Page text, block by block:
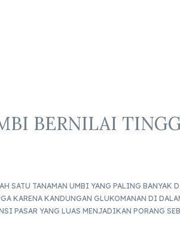
BERNILAI
SATU TANAMAN UMBI YANG PALING
KARENA KANDUNGAN GLUKOMANAN DI
PASAR YANG LUAS MENJADIKAN PORANG